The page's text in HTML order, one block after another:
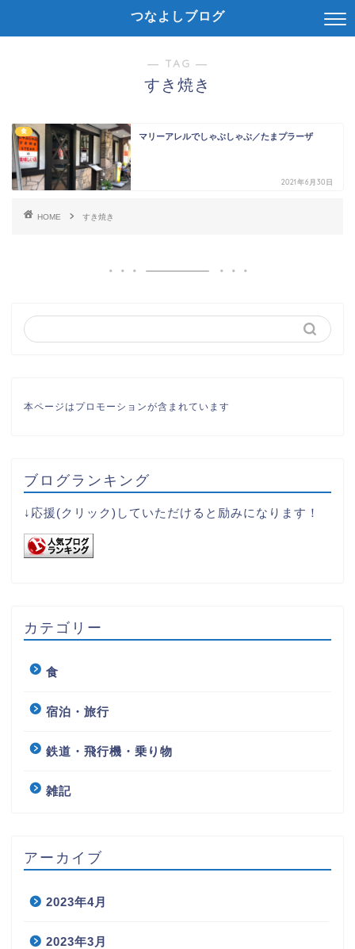
つなよしブログ
― TAG ―
すき焼き
食
マリーアレルでしゃぶしゃぶ／たまプラーザ
2021年6月30日
HOME すき焼き
本ページはプロモーションが含まれています
ブログランキング
↓応援(クリック)していただけると励みになります！
カテゴリー
食
宿泊・旅行
鉄道・飛行機・乗り物
雑記
アーカイブ
2023年4月
2023年3月